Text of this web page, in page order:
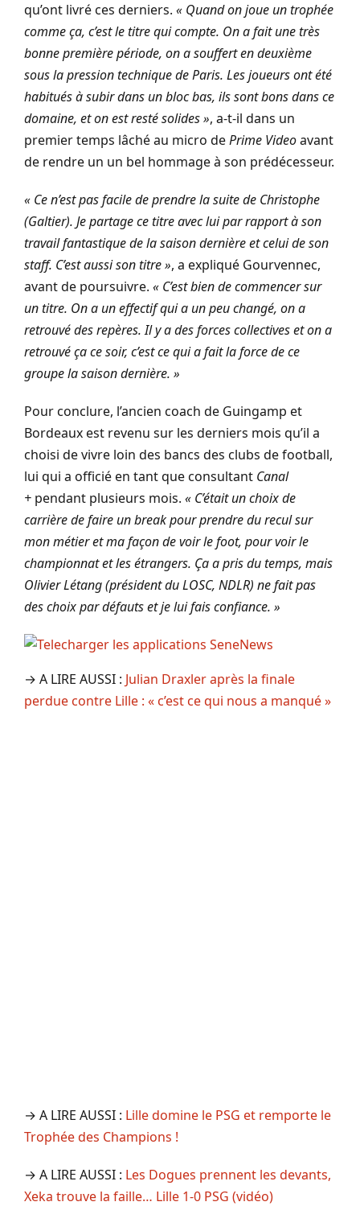
qu’ont livré ces derniers. « Quand on joue un trophée
comme ça, c’est le titre qui compte. On a fait une très
bonne première période, on a souffert en deuxième
sous la pression technique de Paris. Les joueurs ont été
habitués à subir dans un bloc bas, ils sont bons dans ce
domaine, et on est resté solides », a-t-il dans un
premier temps lâché au micro dePrime Videoavant
de rendre un un bel hommage à son prédécesseur.
« Ce n’est pas facile de prendre la suite de Christophe
(Galtier). Je partage ce titre avec lui par rapport à son
travail fantastique de la saison dernière et celui de son
staff. C’est aussi son titre », a expliqué Gourvennec,
avant de poursuivre. « C’est bien de commencer sur
un titre. On a un effectif qui a un peu changé, on a
retrouvé des repères. Il y a des forces collectives et on a
retrouvé ça ce soir, c’est ce qui a fait la force de ce
groupe la saison dernière. »
Pour conclure, l’ancien coach de Guingamp et
Bordeaux est revenu sur les derniers mois qu’il a
choisi de vivre loin des bancs des clubs de football,
lui qui a officié en tant que consultant Canal
+ pendant plusieurs mois. « C’était un choix de
carrière de faire un break pour prendre du recul sur
mon métier et ma façon de voir le foot, pour voir le
championnat et les étrangers. Ça a pris du temps, mais
Olivier Létang (président du LOSC, NDLR) ne fait pas
des choix par défauts et je lui fais confiance. »
→ A LIRE AUSSI : Julian Draxler après la finale
perdue contre Lille : « c’est ce qui nous a manqué »
→ A LIRE AUSSI : Lille domine le PSG et remporte le
Trophée des Champions !
→ A LIRE AUSSI : Les Dogues prennent les devants,
Xeka trouve la faille… Lille 1-0 PSG (vidéo)